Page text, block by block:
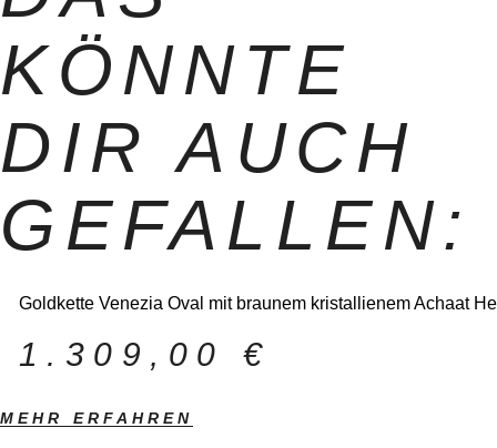
KÖNNTE
DIR AUCH
GEFALLEN:
Goldkette Venezia Oval mit braunem kristallienem Achaat
1.309,00 €
MEHR ERFAHREN